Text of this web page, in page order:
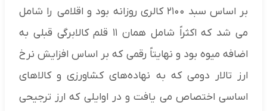
بر اساس سبد ۲۱۰۰ کالری روزانه بود و اقلامی را شامل
می شد که اکثراً شامل همان ۱۱ قلم کالابرگی قبلی به
اضافه میوه بود و نهایتاً رقمی که بر اساس افزایش نرخ
ارز تالار دومی که به نهاده‌های کشاورزی و کالاهای
اساسی اختصاص می یافت و در اوایلی که ارز ترجیحی